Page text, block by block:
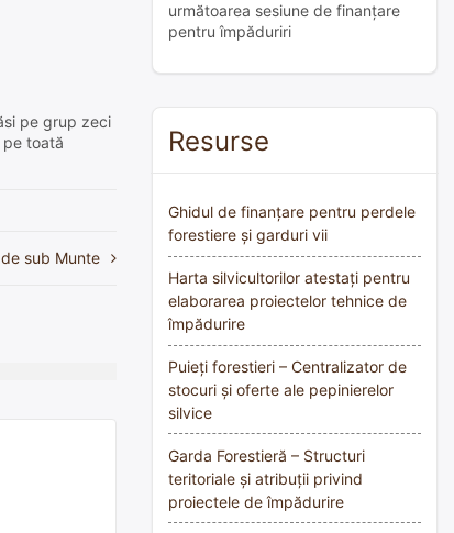
pe grup zeci
toată
sub Munte
următoarea sesiune de finanțare
pentru împăduriri
Resurse
Ghidul de finanțare pentru perdele
forestiere și garduri vii
Harta silvicultorilor atestați pentru
elaborarea proiectelor tehnice de
împădurire
Puieți forestieri – Centralizator de
stocuri și oferte ale pepinierelor
silvice
Garda Forestieră – Structuri
teritoriale și atribuții privind
proiectele de împădurire